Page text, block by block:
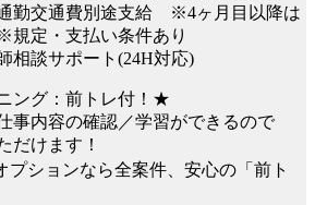
勤交通費別途支給 ※4ヶ月目以降は
定・支払い条件あり
相談サポート(24H対応)
ング：前トレ付！★
事内容の確認／学習ができるので
だけます！
ションなら全案件、安心の「前ト